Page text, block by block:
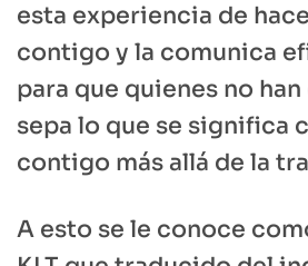
esta experiencia de
contigo y la comunica
para que quienes no
sepa lo que se significa
contigo más allá de la
A esto se le conoce